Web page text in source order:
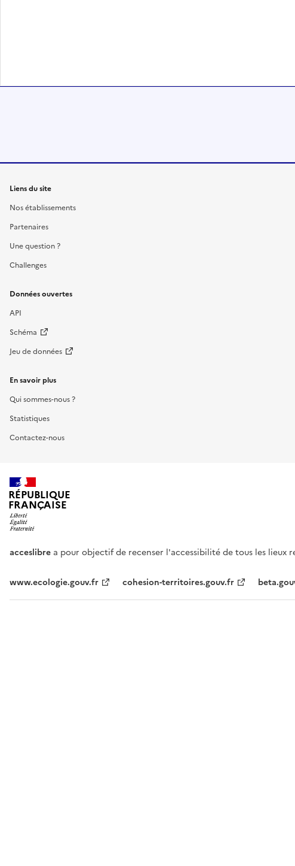
Liens du site
Nos établissements
Partenaires
Une question ?
Challenges
Données ouvertes
API
Schéma
Jeu de données
En savoir plus
Qui sommes-nous ?
Statistiques
Contactez-nous
RÉPUBLIQUE
FRANÇAISE
acceslibre a pour objectif de recenser l'accessibilité de tous les
www.ecologie.gouv.fr cohesion-territoires.gouv.fr